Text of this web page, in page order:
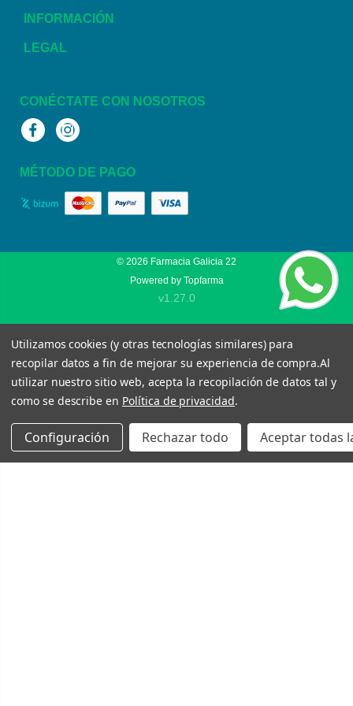
INFORMACIÓN
LEGAL
CONÉCTATE CON NOSOTROS
FacebookInstagram
MÉTODO DE PAGO
© 2026 Farmacia Galicia 22
Powered by Topfarma
v1.27.0
Utilizamos cookies (y otras tecnologías similares) para
recopilar datos a fin de mejorar su experiencia de compra.Al
utilizar nuestro sitio web, acepta la recopilación de datos tal y
como se describe en Política de privacidad.
Configuración Rechazar todo Aceptar todas